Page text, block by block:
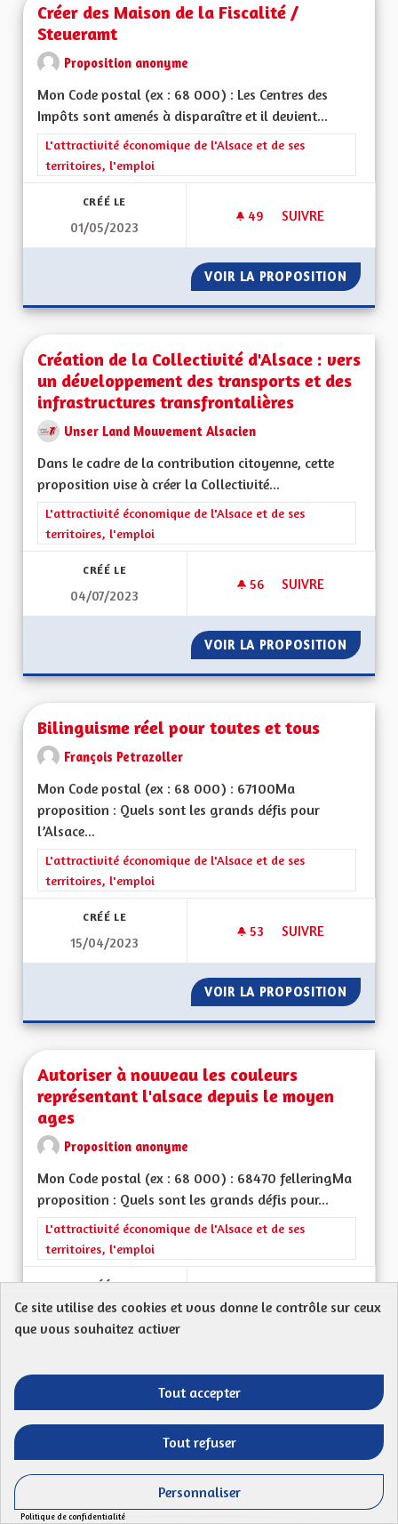
Créer des Maison de la Fiscalité /
Steueramt
Proposition anonyme
Mon Code postal (ex : 68 000) : Les Centres des
Impôts sont amenés à disparaître et il devient...
Filtrer les résultats de la catégorie : L'attractivité
L'attractivité économique de l'Alsace et de ses
territoires, l'emploi
CRÉÉ LE
01/05/2023
49 49 ABONNÉS
SUIVRE
VOIR LA PROPOSITION
Création de la Collectivité d'Alsace : vers
un développement des transports et des
infrastructures transfrontalières
Unser Land Mouvement Alsacien
Dans le cadre de la contribution citoyenne, cette
proposition vise à créer la Collectivité...
Filtrer les résultats de la catégorie : L'attractivité
L'attractivité économique de l'Alsace et de ses
territoires, l'emploi
CRÉÉ LE
04/07/2023
56 56 ABONNÉS
SUIVRE
VOIR LA PROPOSITION
Bilinguisme réel pour toutes et tous
François Petrazoller
Mon Code postal (ex : 68 000) : 67100Ma
proposition : Quels sont les grands défis pour
l’Alsace...
Filtrer les résultats de la catégorie : L'attractivité
L'attractivité économique de l'Alsace et de ses
territoires, l'emploi
CRÉÉ LE
15/04/2023
53 53 ABONNÉS
SUIVRE
VOIR LA PROPOSITION
Autoriser à nouveau les couleurs
représentant l'alsace depuis le moyen
ages
Proposition anonyme
Mon Code postal (ex : 68 000) : 68470 felleringMa
proposition : Quels sont les grands défis pour...
Filtrer les résultats de la catégorie : L'attractivité
L'attractivité économique de l'Alsace et de ses
territoires, l'emploi
CRÉÉ LE
29/05/2023
49 49 ABONNÉS
SUIVRE
AUTORISER À
Atouts et handicaps
Proposition anonyme
Ce site utilise des cookies et vous donne le contrôle sur ceux
que vous souhaitez activer
Tout accepter
Tout refuser
Personnaliser
Politique de confidentialité